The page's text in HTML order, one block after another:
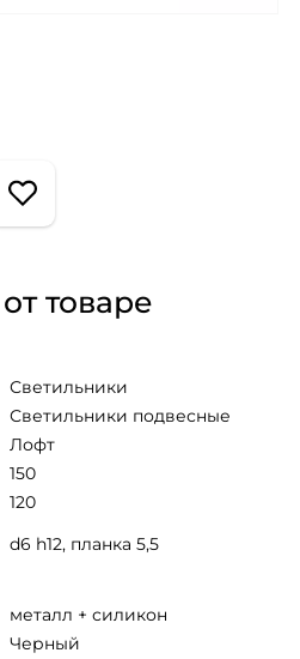
товаре
Светильники
Светильники подвесные
Лофт
150
120
d6 h12, планка 5,5
металл + силикон
Черный